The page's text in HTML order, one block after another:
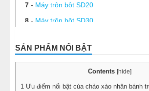
7- Máy trộn bột SD20
8- Máy trộn bột SD30
10 -Máy trộn bột SD50
Chảo xào nhân 50 Lít
12
Chảo xào nhân 100 lít
SẢN PHẨM NỔI BẬT
Contents [hide]
1 Ưu điểm nổi bật của chảo xào nhân bánh